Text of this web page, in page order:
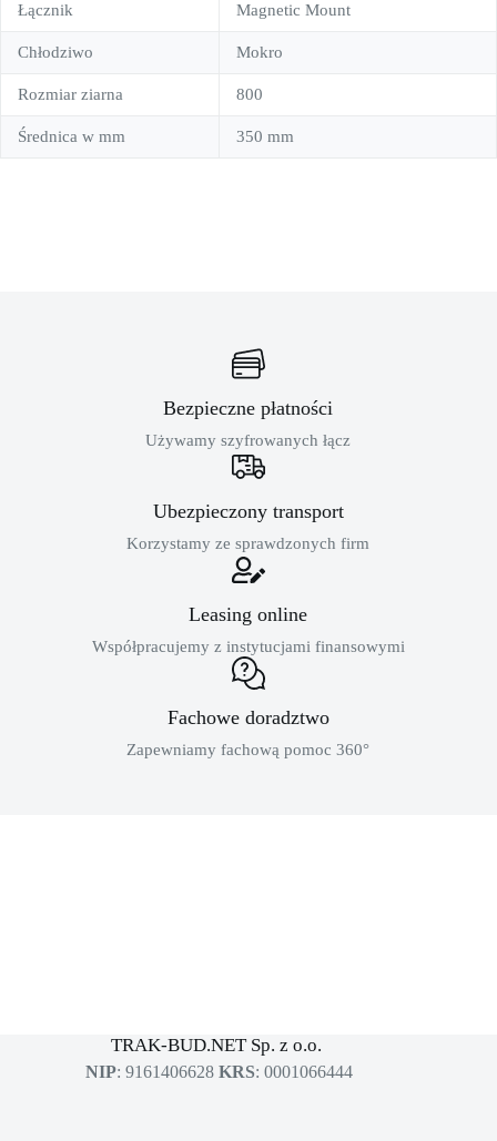
Łącznik Magnetic Mount
Chłodziwo Mokro
Rozmiar ziarna 800
Średnica w mm 350 mm
Bezpieczne płatności
Używamy szyfrowanych łącz
Ubezpieczony transport
Korzystamy ze sprawdzonych firm
Leasing online
Współpracujemy z instytucjami finansowymi
Fachowe doradztwo
Zapewniamy fachową pomoc 360°
TRAK-BUD.NET Sp. z o.o.
NIP: 9161406628 KRS: 0001066444